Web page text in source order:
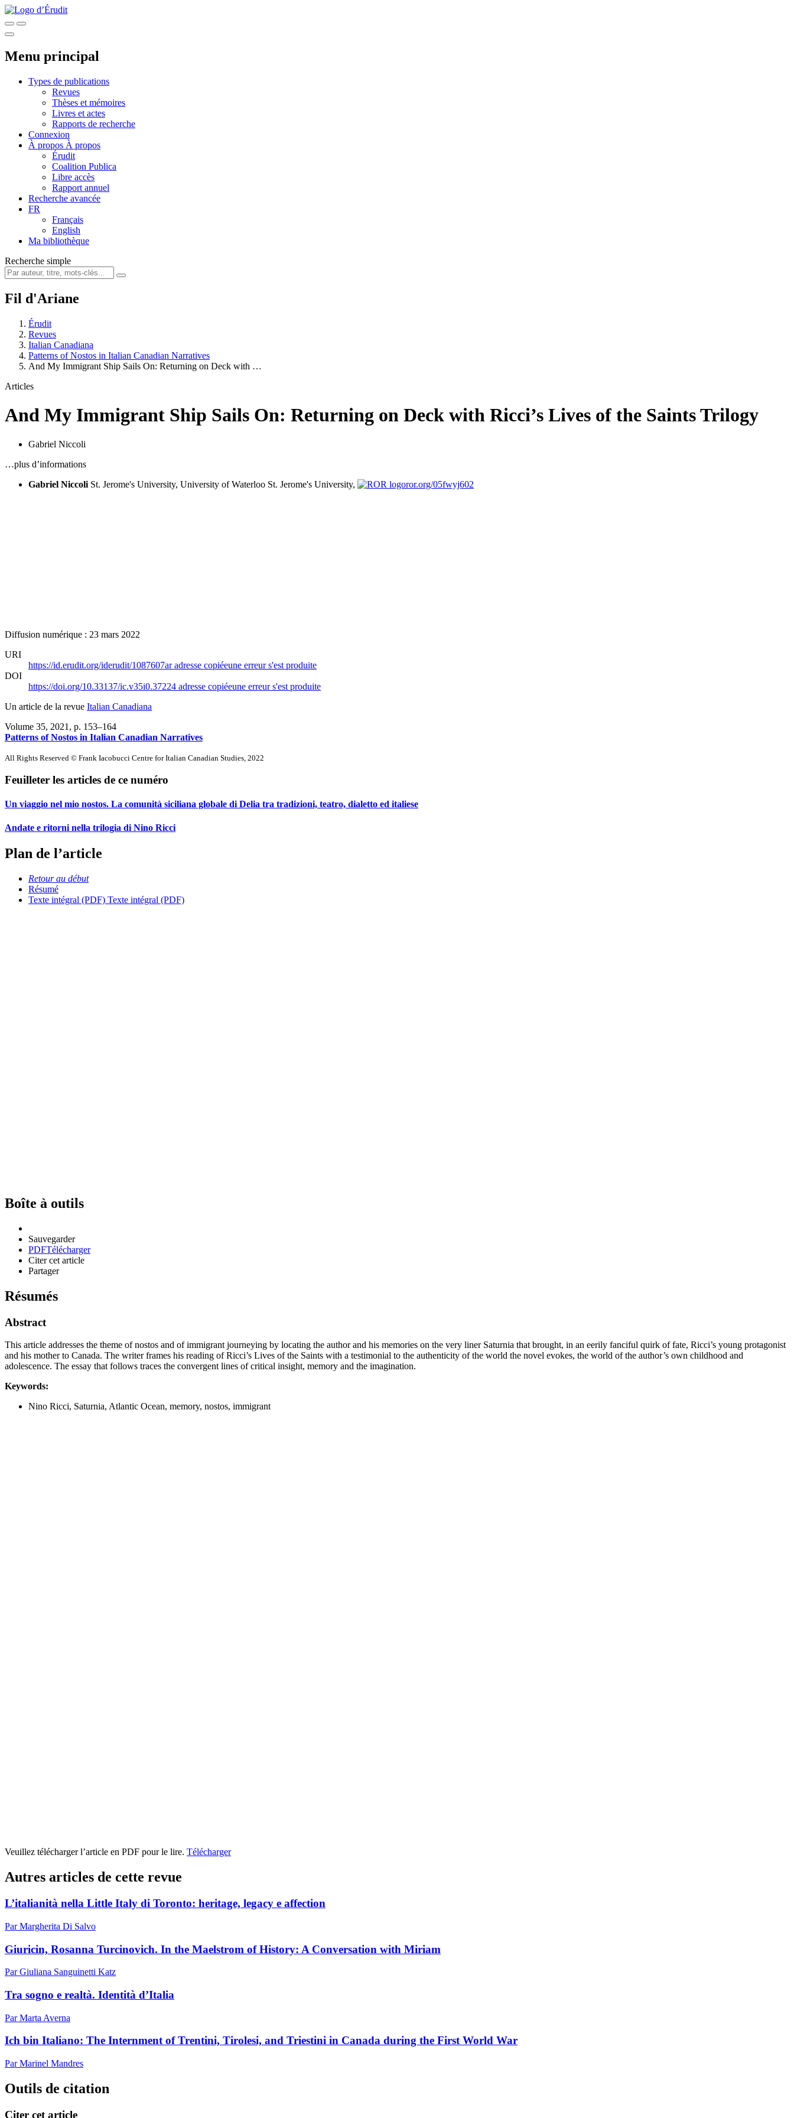
Menu principal
Types de publications
Revues
Thèses et mémoires
Livres et actes
Rapports de recherche
Connexion
À propos À propos
Érudit
Coalition Publica
Libre accès
Rapport annuel
Recherche avancée
FR
Français
English
Ma bibliothèque
Recherche simple
Fil d'Ariane
Érudit
Revues
Italian Canadiana
Patterns of Nostos in Italian Canadian Narratives
And My Immigrant Ship Sails On: Returning on Deck with …
Articles
And My Immigrant Ship Sails On: Returning on Deck with Ricci’s Lives of the Saints Trilogy
Gabriel Niccoli
…plus d’informations
Gabriel Niccoli St. Jerome's University, University of Waterloo St. Jerome's University, ror.org/05fwyj602
Diffusion numérique : 23 mars 2022
URI
https://id.erudit.org/iderudit/1087607aradresse copiéeune erreur s'est produite
DOI
https://doi.org/10.33137/ic.v35i0.37224 adresse copiéeune erreur s'est produite
Un article de la revue Italian Canadiana
Volume 35, 2021 , p. 153–164
Patterns of Nostos in Italian Canadian Narratives
All Rights Reserved © Frank Iacobucci Centre for Italian Canadian Studies, 2022
Feuilleter les articles de ce numéro
Un viaggio nel mio nostos. La comunità siciliana globale di Delia tra tradizioni, teatro, dialetto ed italiese
Andate e ritorni nella trilogia di Nino Ricci
Plan de l’article
Retour au début
Résumé
Texte intégral (PDF) Texte intégral (PDF)
Boîte à outils
Sauvegarder
PDFTélécharger
Citer cet article
Partager
Résumés
Abstract
This article addresses the theme of nostos and of immigrant journeying by locating the author and his memories on the very liner Saturnia that brought, in an eerily fanciful quirk of fate, Ricci’s young protagonist
and his mother to Canada. The writer frames his reading of Ricci’s Lives of the Saints with a testimonial to the authenticity of the world the novel evokes, the world of the author’s own childhood and
adolescence. The essay that follows traces the convergent lines of critical insight, memory and the imagination.
Keywords:
Nino Ricci, Saturnia, Atlantic Ocean, memory, nostos, immigrant
Veuillez télécharger l’article en PDF pour le lire. Télécharger
Autres articles de cette revue
L’italianità nella Little Italy di Toronto: heritage, legacy e affection
Par Margherita Di Salvo
Giuricin, Rosanna Turcinovich. In the Maelstrom of History: A Conversation with Miriam
Par Giuliana Sanguinetti Katz
Tra sogno e realtà. Identità d’Italia
Par Marta Averna
Ich bin Italiano: The Internment of Trentini, Tirolesi, and Triestini in Canada during the First World War
Par Marinel Mandres
Outils de citation
Citer cet article